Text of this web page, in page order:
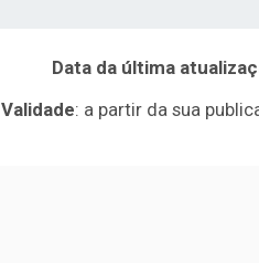
Data da última
Validade: a partir da sua